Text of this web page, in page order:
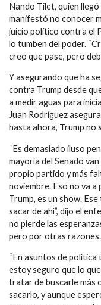
Nando Tilet, quien
manifestó no conocer
juicio político contra el
lo tumben del poder.
creo que pase, pero
Y asegurando que ha
contra Trump desde
a medir aguas para
Juan Rodríguez
hasta ahora, Trump no
“Es demasiado iluso
mayoría del Senado
propio partido y más
noviembre. Eso no va a
Trump, es un show.
sacar de ahí”, dijo el
no pierde las
pero por otras razones.
“En asuntos de
estoy seguro que lo
tratar de buscarle más
sacarlo, y aunque